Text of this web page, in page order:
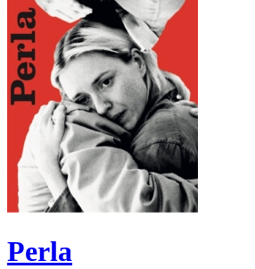
Perla